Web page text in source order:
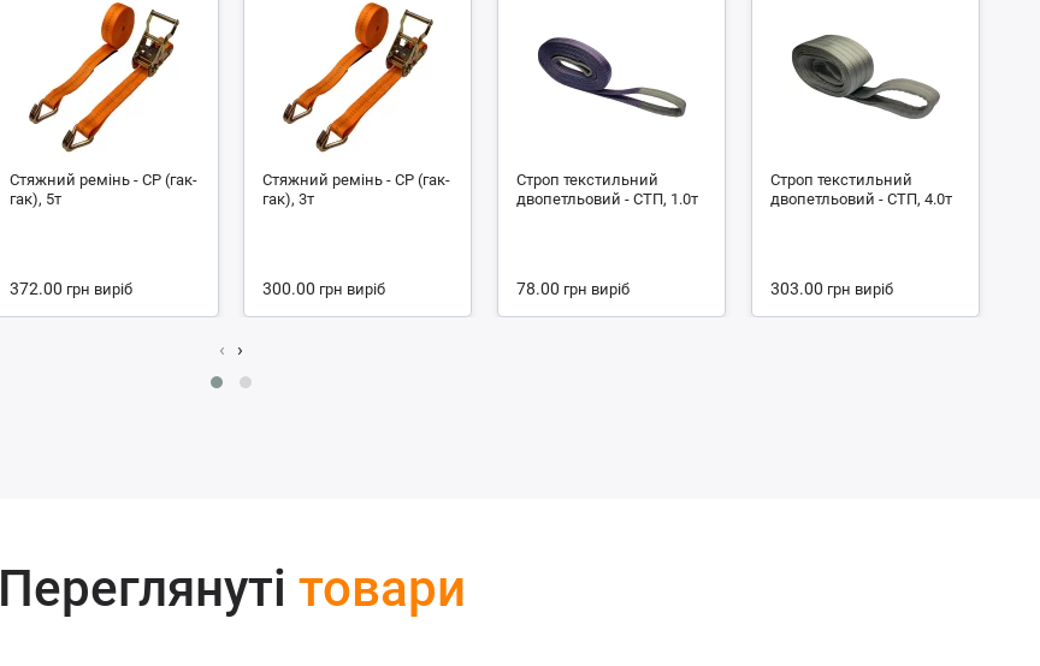
Стяжний ремінь - СР (гак-
гак), 5т
372.00 грн виріб
Стяжний ремінь - СР (гак-
гак), 3т
300.00 грн виріб
Строп текстильний
двопетльовий - СТП, 1.0т
78.00 грн виріб
Строп текстильний
двопетльовий - СТП, 4.0т
303.00 грн виріб
‹ ›
Переглянуті товари